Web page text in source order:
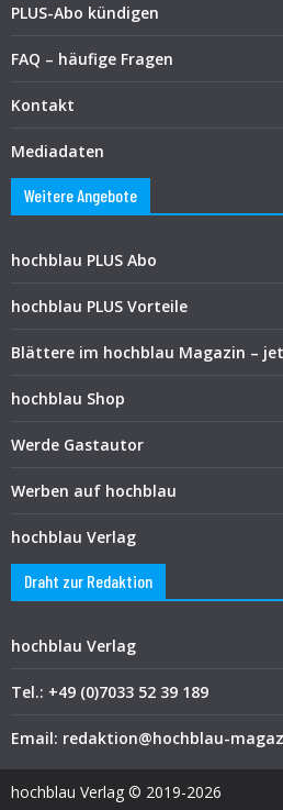
PLUS-Abo kündigen
FAQ – häufige Fragen
Kontakt
Mediadaten
Weitere Angebote
hochblau PLUS Abo
hochblau PLUS Vorteile
Blättere im hochblau Magazin –
hochblau Shop
Werde Gastautor
Werben auf hochblau
hochblau Verlag
Draht zur Redaktion
hochblau Verlag
Tel.: +49 (0)7033 52 39 189
Email: redaktion@hochblau-
hochblau Verlag © 2019-2026